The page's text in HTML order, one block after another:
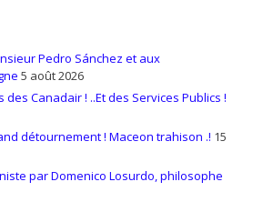
Pedro Sánchez et aux
5 août 2026
des Canadair ! ..Et des Services Publics !
détournement ! Maceon trahison .! 15
par Domenico Losurdo, philosophe